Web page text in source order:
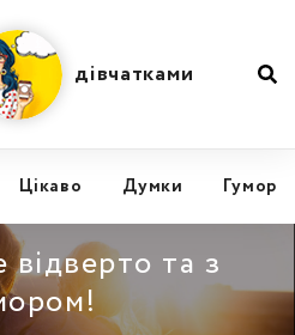
Цікаво Думки Гумор
дівчатками
та з